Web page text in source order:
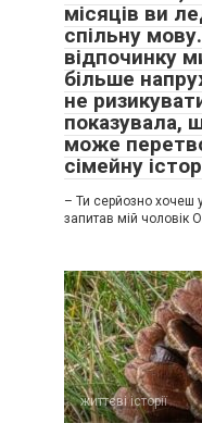
місяців ви
спільну
відпочинку
більше
не
показувала,
може
сімейну
– Ти серйозно хочеш
запитав мій чоловік
життєві історії